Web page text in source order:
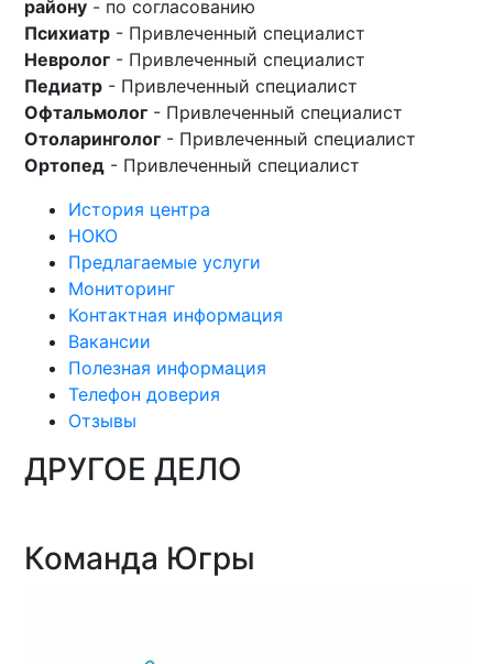
району - по согласованию
Психиатр - Привлеченный специалист
Невролог - Привлеченный специалист
Педиатр - Привлеченный специалист
Офтальмолог - Привлеченный специалист
Отоларинголог - Привлеченный специалист
Ортопед - Привлеченный специалист
История центра
НОКО
Предлагаемые услуги
Мониторинг
Контактная информация
Вакансии
Полезная информация
Телефон доверия
Отзывы
ДРУГОЕ ДЕЛО
Команда Югры